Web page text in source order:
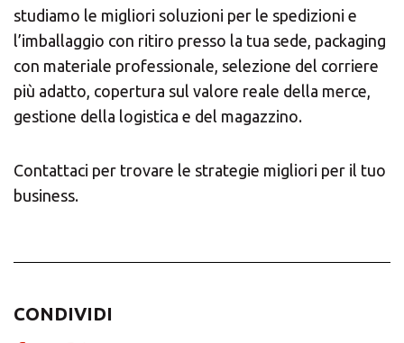
studiamo le migliori soluzioni per le spedizioni e
l’imballaggio con ritiro presso la tua sede, packaging
con materiale professionale, selezione del corriere
più adatto, copertura sul valore reale della merce,
gestione della logistica e del magazzino.
Contattaci per trovare le strategie migliori per il tuo
business.
CONDIVIDI